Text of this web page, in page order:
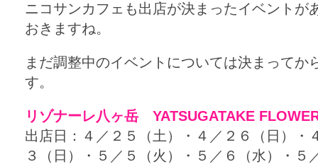
ニコサンカフェも出店が決まったイベントが
おきますね。
まだ調整中のイベントについては決まってか
す。
リゾナーレ八ヶ岳 YATSUGATAKE
出店日：４／２５（土）・４／２６（日）・
３（日）・５／５（火）・５／６（水）・５